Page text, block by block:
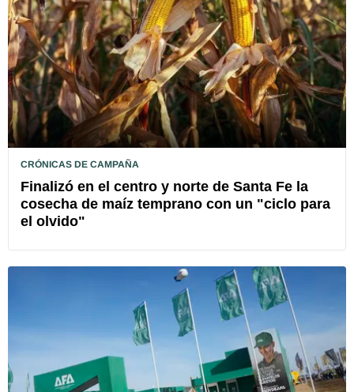
CRÓNICAS DE CAMPAÑA
Finalizó en el centro y norte de Santa Fe la
cosecha de maíz temprano con un "ciclo para
el olvido"